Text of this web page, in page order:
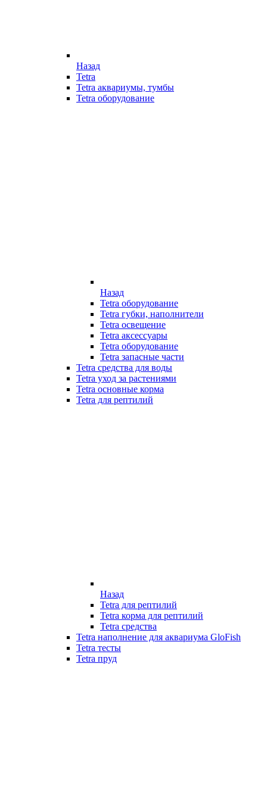
Назад
Tetra
Tetra аквариумы, тумбы
Tetra оборудование
Назад
Tetra оборудование
Tetra губки, наполнители
Tetra освещение
Tetra аксессуары
Tetra оборудование
Tetra запасные части
Tetra средства для воды
Tetra уход за растениями
Tetra основные корма
Tetra для рептилий
Назад
Tetra для рептилий
Tetra корма для рептилий
Tetra средства
Tetra наполнение для аквариума GloFish
Tetra тесты
Tetra пруд